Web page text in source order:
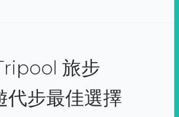
旅步
代步最佳選擇